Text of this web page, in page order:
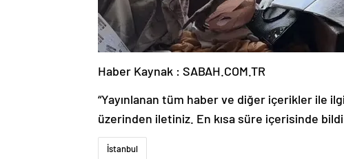
Haber Kaynak : SABAH.COM.TR
“Yayınlanan tüm haber ve diğer içerikler ile
üzerinden iletiniz. En kısa süre içerisinde
İstanbul